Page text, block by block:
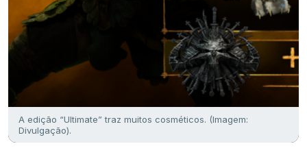
A edição “Ultimate” traz muitos cosméticos. (Imagem:
Divulgação).